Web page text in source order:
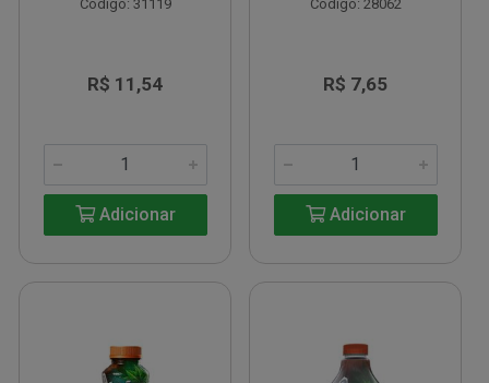
Código: 31119
R$ 11,54
Adicionar
Código: 28062
R$ 7,65
Adicionar